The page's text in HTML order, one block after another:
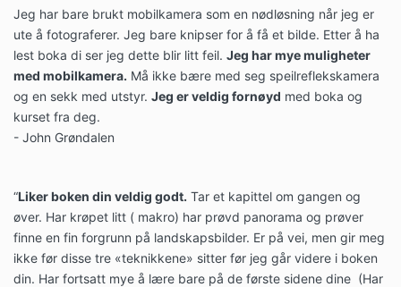
Jeg har bare brukt mobilkamera som en nødløsning når jeg er
ute å fotograferer. Jeg bare knipser for å få et bilde. Etter å ha
lest boka di ser jeg dette blir litt feil. Jeg har mye muligheter
med mobilkamera. Må ikke bære med seg speilreflekskamera
og en sekk med utstyr. Jeg er veldig fornøyd med boka og
kurset fra deg.
- John Grøndalen
“Liker boken din veldig godt. Tar et kapittel om gangen og
øver. Har krøpet litt ( makro) har prøvd panorama og prøver
finne en fin forgrunn på landskapsbilder. Er på vei, men gir meg
ikke før disse tre «teknikkene» sitter før jeg går videre i boken
din. Har fortsatt mye å lære bare på de første sidene dine (Har